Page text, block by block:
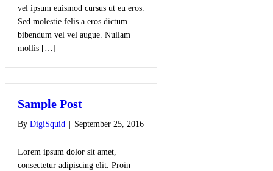
vel ipsum euismod cursus ut eu eros.
Sed molestie felis a eros dictum
bibendum vel vel augue. Nullam
mollis […]
Sample Post
By DigiSquid September 25, 2016
Lorem ipsum dolor sit amet,
consectetur adipiscing elit. Proin